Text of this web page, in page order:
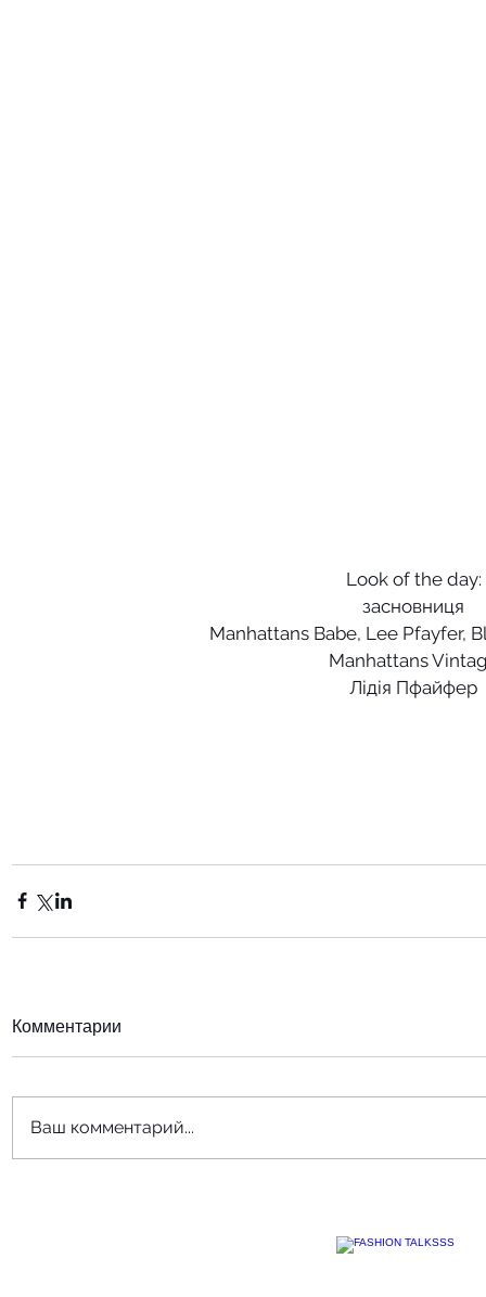
Look of the day:
засновниця
Manhattans Babe, Lee Pfayfer,
Manhattans
Лідія Пфайфер
Комментарии
Ваш комментарий...